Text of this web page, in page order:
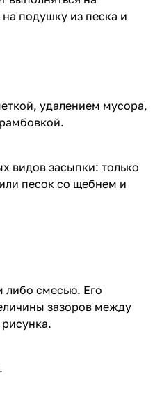
подушку из песка и
удалением мусора,
видов засыпки: только
песок со щебнем и
либо смесью. Его
зазоров между